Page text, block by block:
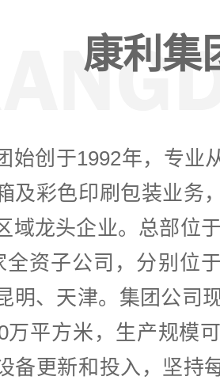
康利集
始创于1992年，专业
及彩色印刷包装业务
域龙头企业。总部位
全资子公司，分别位
明、天津。集团公司
万平方米，生产规模
备更新和投入，坚持